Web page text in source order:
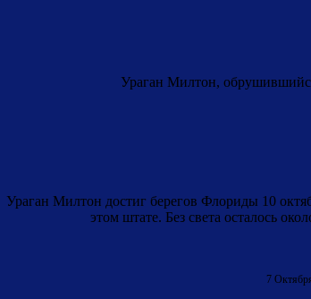
Ураган Милтон,
Ураган Милтон достиг берегов Флориды 10
этом штате. Без света осталось
7